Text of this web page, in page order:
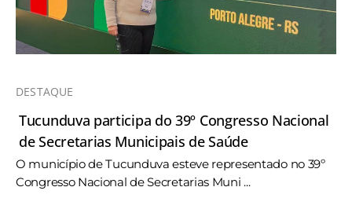
DESTAQUE
Tucunduva participa do 39º Congresso Nacional
de Secretarias Municipais de Saúde
O município de Tucunduva esteve representado no 39º
Congresso Nacional de Secretarias Muni ...